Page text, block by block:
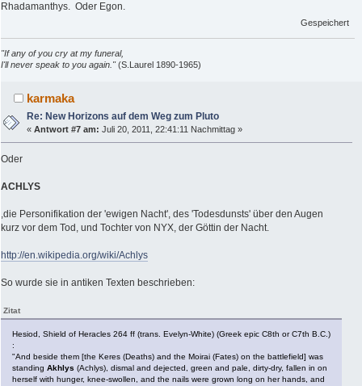
Rhadamanthys. Oder Egon.
Gespeichert
"If any of you cry at my funeral,
I'll never speak to you again."(S.Laurel 1890-1965)
karmaka
Re: New Horizons auf dem Weg zum Pluto
«Antwort #7 am: Juli 20, 2011, 22:41:11 Nachmittag »
Oder
ACHLYS
,die Personifikation der 'ewigen Nacht', des 'Todesdunsts' über den Augen
kurz vor dem Tod, und Tochter von NYX, der Göttin der Nacht.
http://en.wikipedia.org/wiki/Achlys
So wurde sie in antiken Texten beschrieben:
Zitat
Hesiod, Shield of Heracles 264 ff (trans. Evelyn-White) (Greek epic C8th or C7th B.C.)
:
"And beside them [the Keres (Deaths) and the Moirai (Fates) on the battlefield] was
standing Akhlys (Achlys), dismal and dejected, green and pale, dirty-dry, fallen in on
herself with hunger, knee-swollen, and the nails were grown long on her hands, and